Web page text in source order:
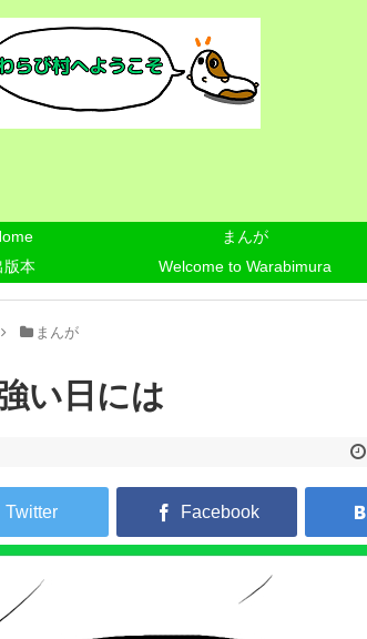
まんが
版本
Welcome to Warabimura
まんが
い日には